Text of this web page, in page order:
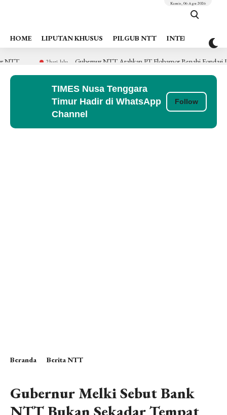
HOME LIPUTAN KHUSUS PILGUB NTT INTERNASIONAL
Kamis, 06 Agu 2026
2 hari lalu Gubernur NTT Arahkan PT Flobamor Benahi Fondasi Usaha,
TIMES Nusa Tenggara
Timur Hadir di WhatsApp
Channel
Follow
Beranda Berita NTT
Gubernur Melki Sebut Bank